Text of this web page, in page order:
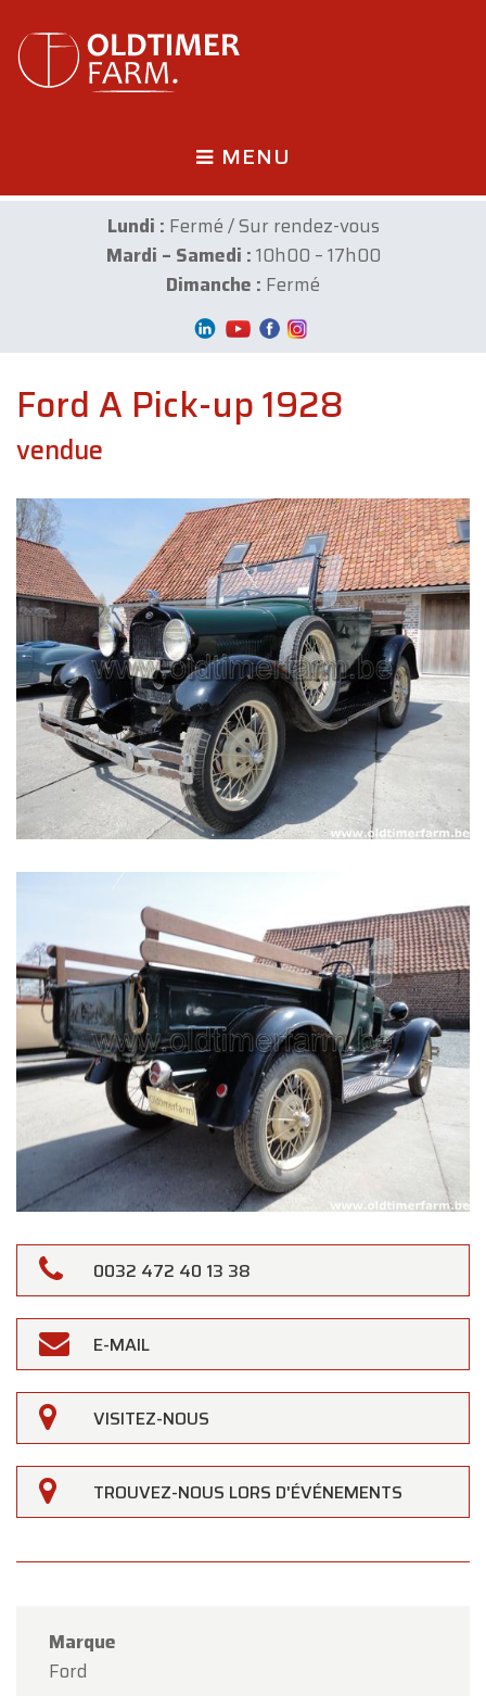
MENU
Lundi : Fermé / Sur rendez-vous
Mardi – Samedi :10h00 – 17h00
Dimanche : Fermé
Ford A Pick-up 1928
vendue
0032 472 40 13 38
E-MAIL
VISITEZ-NOUS
TROUVEZ-NOUS LORS D'ÉVÉNEMENTS
Marque
Ford